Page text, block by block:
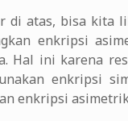
di atas, bisa kita
enkripsi
Hal ini karena
enkripsi
enkripsi